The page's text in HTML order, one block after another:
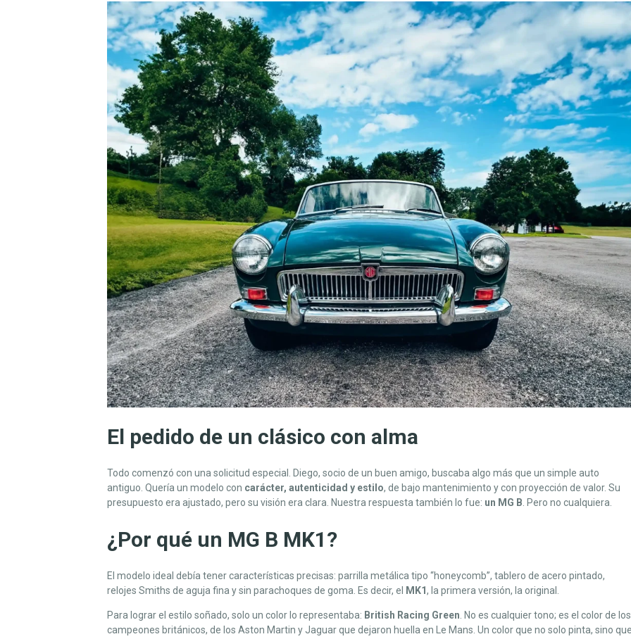
M
G
B
1
9
6
7
:
N
C
L
Á
S
I
C
O
B
R
I
T
Á
N
I
C
Q
U
M
A
R
A
L
C
O
M
El pedido de un clásico con alma
Todo comenzó con una solicitud especial. Diego, socio de un buen amigo, buscaba algo más que un simple auto
antiguo. Quería un modelo con carácter, autenticidad y estilo, de bajo mantenimiento y con proyección de valor. Su
presupuesto era ajustado, pero su visión era clara. Nuestra respuesta también lo fue: un MG B . Pero no cualquiera.
¿Por qué un MG B MK1?
El modelo ideal debía tener características precisas: parrilla metálica tipo “honeycomb”, tablero de acero pintado,
relojes Smiths de aguja fina y sin parachoques de goma. Es decir, el
MK1, la primera versión, la original.
Para lograr el estilo soñado, solo un color lo representaba: British Racing Green . No es cualquier tono; es el color de los
campeones británicos, de los Aston Martin y Jaguar que dejaron huella en Le Mans. Un color que no solo pinta, sino